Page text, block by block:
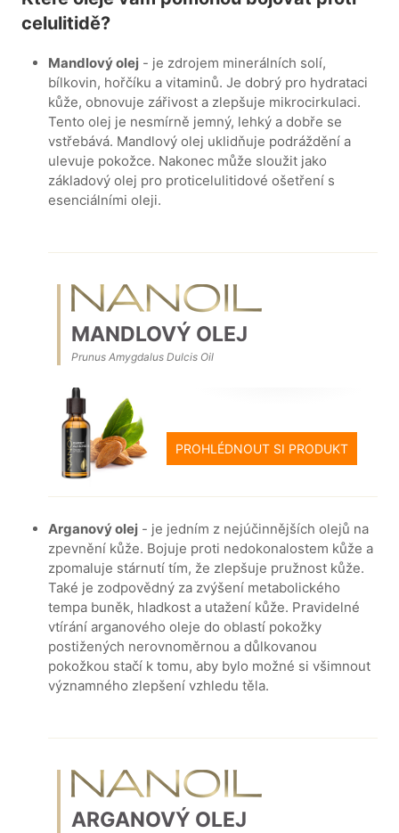
celulitidě?
Mandlový olej - je zdrojem minerálních solí,
bílkovin, hořčíku a vitaminů. Je dobrý pro hydrataci
kůže, obnovuje zářivost a zlepšuje mikrocirkulaci.
Tento olej je nesmírně jemný, lehký a dobře se
vstřebává. Mandlový olej uklidňuje podráždění a
ulevuje pokožce. Nakonec může sloužit jako
základový olej pro proticelulitidové ošetření s
esenciálními oleji.
MANDLOVÝ OLEJ
Prunus Amygdalus Dulcis Oil
PROHLÉDNOUT SI PRODUKT
Arganový olej - je jedním z nejúčinnějších olejů na
zpevnění kůže. Bojuje proti nedokonalostem kůže a
zpomaluje stárnutí tím, že zlepšuje pružnost kůže.
Také je zodpovědný za zvýšení metabolického
tempa buněk, hladkost a utažení kůže. Pravidelné
vtírání arganového oleje do oblastí pokožky
postižených nerovnoměrnou a důlkovanou
pokožkou stačí k tomu, aby bylo možné si všimnout
významného zlepšení vzhledu těla.
ARGANOVÝ OLEJ